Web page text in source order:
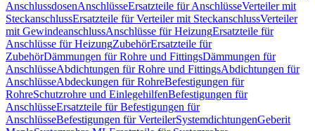
AnschlussdosenAnschlüsseErsatzteile für AnschlüsseVerteiler mit
SteckanschlussErsatzteile für Verteiler mit SteckanschlussVerteiler
mit GewindeanschlussAnschlüsse für HeizungErsatzteile für
Anschlüsse für HeizungZubehörErsatzteile für
ZubehörDämmungen für Rohre und FittingsDämmungen für
AnschlüsseAbdichtungen für Rohre und FittingsAbdichtungen für
AnschlüsseAbdeckungen für RohreBefestigungen für
RohreSchutzrohre und EinlegehilfenBefestigungen für
AnschlüsseErsatzteile für Befestigungen für
AnschlüsseBefestigungen für VerteilerSystemdichtungenGeberit